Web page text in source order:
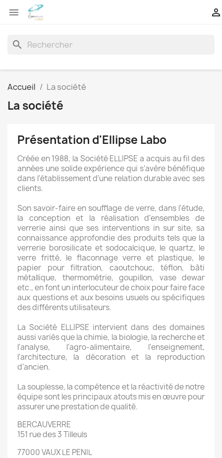
 
search
Accueil La société
La société
Présentation d'Ellipse Labo
Créée en 1988, la Société ELLIPSE a acquis au fil des
années une solide expérience qui s'avère bénéfique
dans l'établissement d'une relation durable avec ses
clients.
Son savoir-faire en soufflage de verre, dans l'étude,
la conception et la réalisation d'ensembles de
verrerie ainsi que ses interventions in sur site, sa
connaissance approfondie des produits tels que la
verrerie borosilicate et sodocalcique, le quartz, le
verre fritté, le flaconnage verre et plastique, le
papier pour filtration, caoutchouc, téflon, bâti
métallique, thermométrie, goupillon, vase dewar
etc., en font un interlocuteur de choix pour faire face
aux questions et aux besoins usuels ou spécifiques
des différents utilisateurs.
La Société ELLIPSE intervient dans des domaines
aussi variés que la chimie, la biologie, la recherche et
l'analyse, l'agro-alimentaire, l'enseignement,
l'architecture, la décoration et la reproduction
d’ancien.
La souplesse, la compétence et la réactivité de notre
équipe sont les principaux atouts mis en œuvre pour
assurer une prestation de qualité.
BERCAUVERRE
151 rue des 3 Tilleuls
77000 VAUX LE PENIL